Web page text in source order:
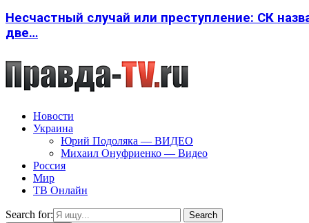
Несчастный случай или преступление: СК
две…
Новости
Украина
Юрий Подоляка — ВИДЕО
Михаил Онуфриенко — Видео
Россия
Мир
ТВ Онлайн
Search for:
Search